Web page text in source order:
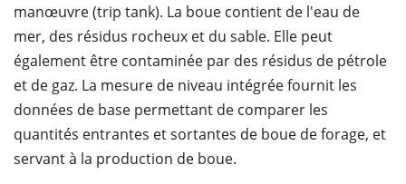
manœuvre (trip tank). La boue contient de l'eau de
mer, des résidus rocheux et du sable. Elle peut
également être contaminée par des résidus de pétrole
et de gaz. La mesure de niveau intégrée fournit les
données de base permettant de comparer les
quantités entrantes et sortantes de boue de forage, et
servant à la production de boue.